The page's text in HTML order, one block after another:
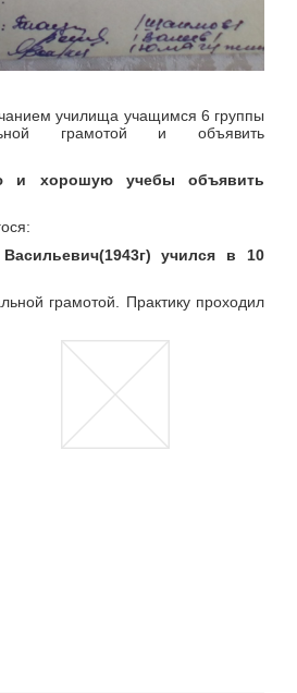
училища учащимся 6 группы
грамотой и объявить
хорошую учебы объявить
учился в 10
грамотой. Практику проходил